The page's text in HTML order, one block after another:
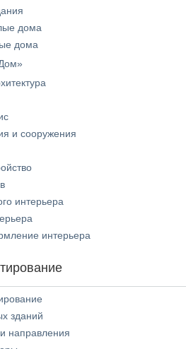
дома
дома
и сооружения
интерьера
интерьера
зданий
направления